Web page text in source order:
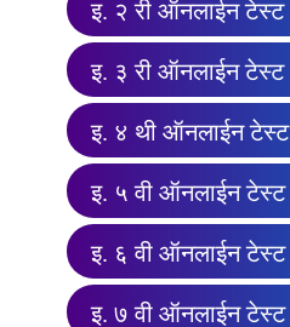
इ. २ री ऑनलाईन टेस्ट
इ. ३ री ऑनलाईन टेस्ट
इ. ४ थी ऑनलाईन टेस्ट
इ. ५ वी ऑनलाईन टेस्ट
इ. ६ वी ऑनलाईन टेस्ट
इ. ७ वी ऑनलाईन टेस्ट